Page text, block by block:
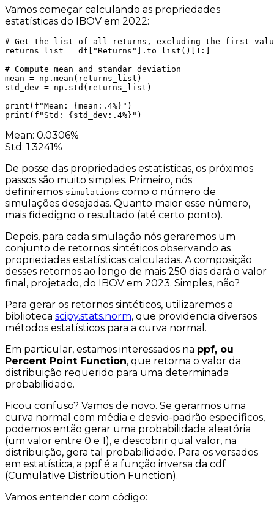
Vamos começar calculando as propriedades
estatísticas do IBOV em 2022:
# Get the list of all returns, excluding the first value
returns_list = df["Returns"].to_list()[1:]
# Compute mean and standar deviation
mean = np.mean(returns_list)
std_dev = np.std(returns_list)
print(f"Mean: {mean:.4%}")
print(f"Std: {std_dev:.4%}")
Mean: 0.0306%
Std: 1.3241%
De posse das propriedades estatísticas, os próximos
passos são muito simples. Primeiro, nós
definiremos simulations como o número de
simulações desejadas. Quanto maior esse número,
mais fidedigno o resultado (até certo ponto).
Depois, para cada simulação nós geraremos um
conjunto de retornos sintéticos observando as
propriedades estatísticas calculadas. A composição
desses retornos ao longo de mais 250 dias dará o valor
final, projetado, do IBOV em 2023. Simples, não?
Para gerar os retornos sintéticos, utilizaremos a
biblioteca scipy.stats.norm, que providencia diversos
métodos estatísticos para a curva normal.
Em particular, estamos interessados na ppf, ou
Percent Point Function, que retorna o valor da
distribuição requerido para uma determinada
probabilidade.
Ficou confuso? Vamos de novo. Se gerarmos uma
curva normal com média e desvio-padrão específicos,
podemos então gerar uma probabilidade aleatória
(um valor entre 0 e 1), e descobrir qual valor, na
distribuição, gera tal probabilidade. Para os versados
em estatística, a ppf é a função inversa da cdf
(Cumulative Distribution Function).
Vamos entender com código: